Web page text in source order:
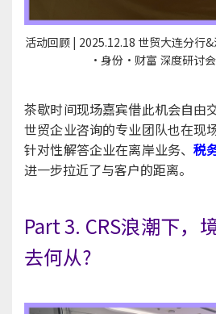
活动回顾 | 2025.12.18 世贸大连分行
·身份·财富 深度研讨
茶歇时间现场嘉宾借此机会自由
世贸企业咨询的专业团队也在现
针对性解答企业在离岸业务、税
进一步拉近了与客户的距离。
Part 3. CRS浪潮下，
去何从?